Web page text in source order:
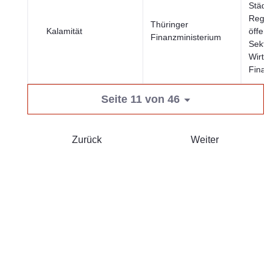
Kalamität
Thüringer
Finanzministerium
Seite 11 von 46
Zurück Weiter